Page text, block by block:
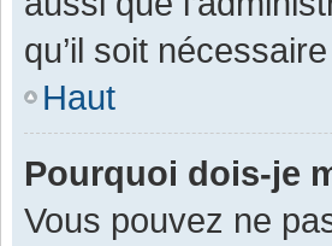
qu’il soit
Haut
Pourquoi dois-je
Vous pouvez ne